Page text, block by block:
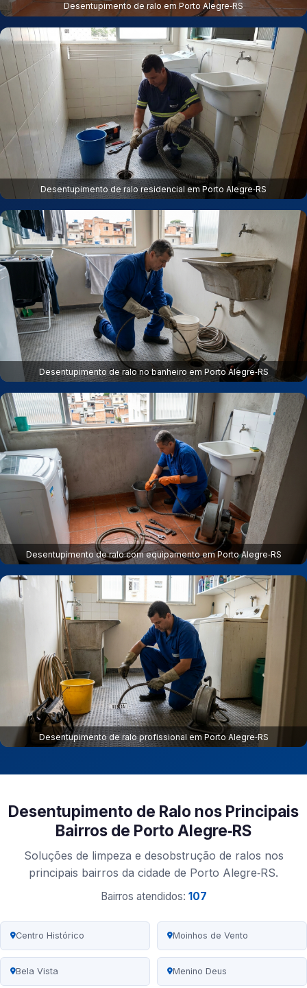
Desentupimento de ralo em Porto Alegre‑RS
Desentupimento de ralo residencial em Porto Alegre‑RS
Desentupimento de ralo no banheiro em Porto Alegre‑RS
Desentupimento de ralo com equipamento em Porto Alegre‑RS
Desentupimento de ralo profissional em Porto Alegre‑RS
Desentupimento de Ralo nos Principais
Bairros de Porto Alegre‑RS
Soluções de limpeza e desobstrução de ralos nos
principais bairros da cidade de Porto Alegre‑RS.
Bairros atendidos: 107
Centro Histórico Moinhos de Vento
Bela Vista Menino Deus